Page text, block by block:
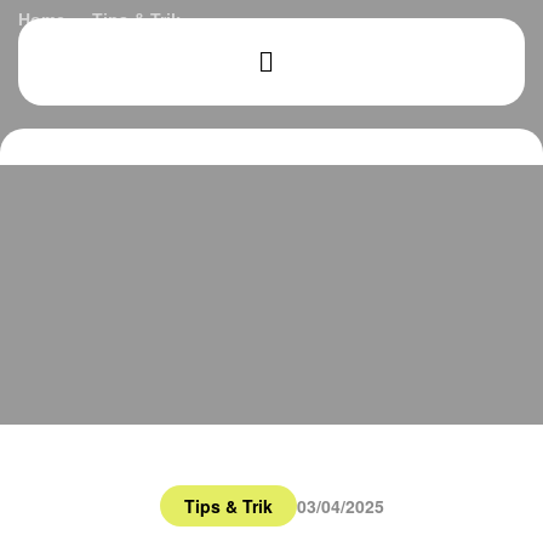
Home
Tips & Trik
Mau Bangun Rumah di Bandung ? Simak Tips Ini Biar
Tips & Trik 03/04/2025